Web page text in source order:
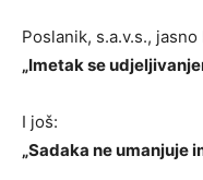
Poslanik, s.a.v.s., jasno
„Imetak se
I još:
„Sadaka ne umanjuje